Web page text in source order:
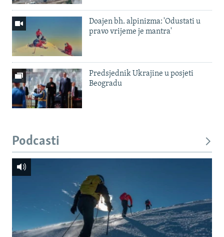
Doajen bh. alpinizma: 'Odustati u
pravo vrijeme je mantra'
Predsjednik Ukrajine u posjeti
Beogradu
Podcasti